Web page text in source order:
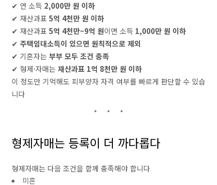
✔ 연 소득 2,000만 원 이하
✔ 재산과표 5억 4천만 원 이하
✔ 재산과표 5억 4천만~9억 원이면 소득 1,000만 원 이하
✔ 주택임대소득이 있으면 원칙적으로 제외
✔ 기혼자는 부부 모두 조건 충족
✔ 형제·자매는 재산과표 1억 8천만 원 이하
이 정도만 기억해도 피부양자 자격 여부를 빠르게 판단할 수 있습
니다
형제자매는 등록이 더 까다롭다
형제자매는 다음 조건을 함께 충족해야 합니다
미혼